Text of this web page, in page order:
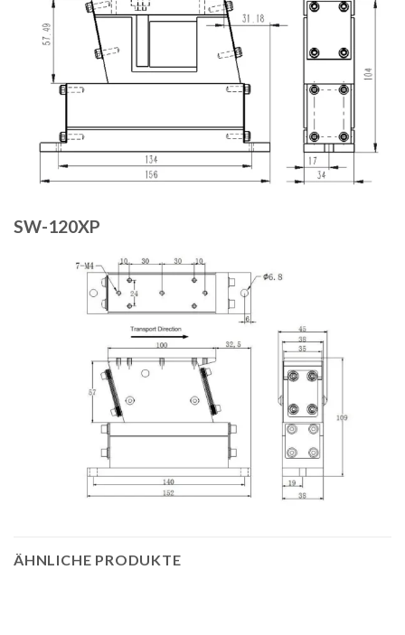
SW-120XP
ÄHNLICHE PRODUKTE